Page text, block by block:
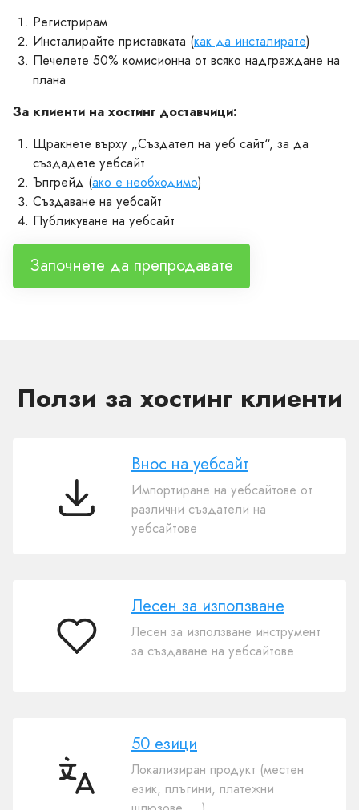
Регистрирам
Инсталирайте приставката (как да инсталирате)
Печелете 50% комисионна от всяко надграждане на
плана
За клиенти на хостинг доставчици:
Щракнете върху „Създател на уеб сайт“, за да
създадете уебсайт
Ъпгрейд (ако е необходимо)
Създаване на уебсайт
Публикуване на уебсайт
Започнете да препродавате
Ползи за хостинг клиенти
Внос
Внос на уебсайт
Импортиране на уебсайтове от
различни създатели на
уебсайтове
Лесен
Лесен за използване
Лесен за използване инструмент
за създаване на уебсайтове
50
50 езици
Локализиран продукт (местен
език, плъгини, платежни